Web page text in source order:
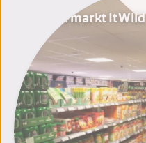
Supermarkt It Wiid